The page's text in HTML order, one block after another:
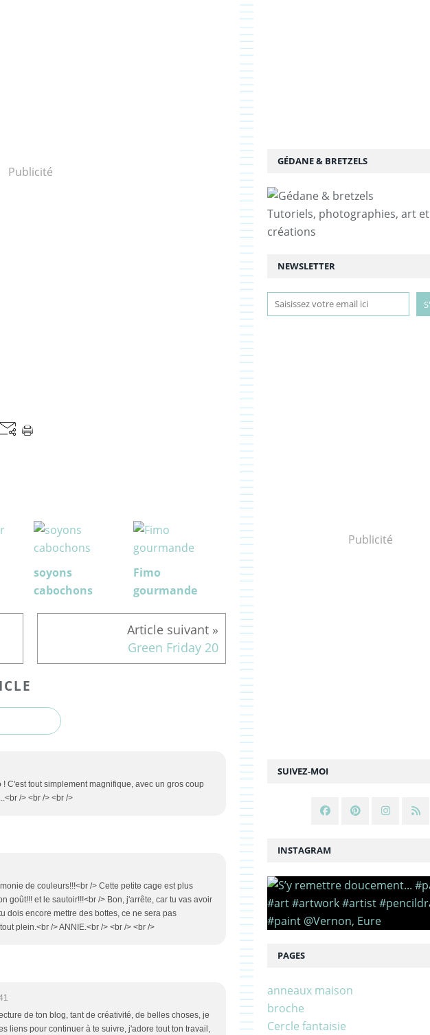
Publicité
soyons
cabochons
Fimo
gourmande
Green Friday 20
C'est tout simplement magnifique, avec un gros coup
/> <br /> <br />
de couleurs!!!<br /> Cette petite cage est plus
goût!!! et le sautoir!!!<br /> Bon, j'arrête, car tu vas avoir
dois encore mettre des bottes, ce ne sera pas
plein.<br /> ANNIE.<br /> <br /> <br />
de ton blog, tant de créativité, de belles choses, je
liens pour continuer à te suivre, j'adore tout ton travail,
NEWSLETTER
SUIVEZ-MOI
GÉDANE & BRETZELS
Tutoriels, photographies, art et
créations
Publicité
INSTAGRAM
PAGES
anneaux maison
broche
Cercle fantaisie